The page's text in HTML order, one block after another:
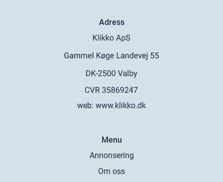
Adress
web: www.klikko.dk
Menu
Annonsering
Om oss